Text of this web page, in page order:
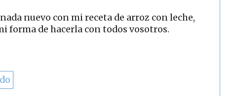
nuevo con mi receta de arroz con leche,
forma de hacerla con todos vosotros.